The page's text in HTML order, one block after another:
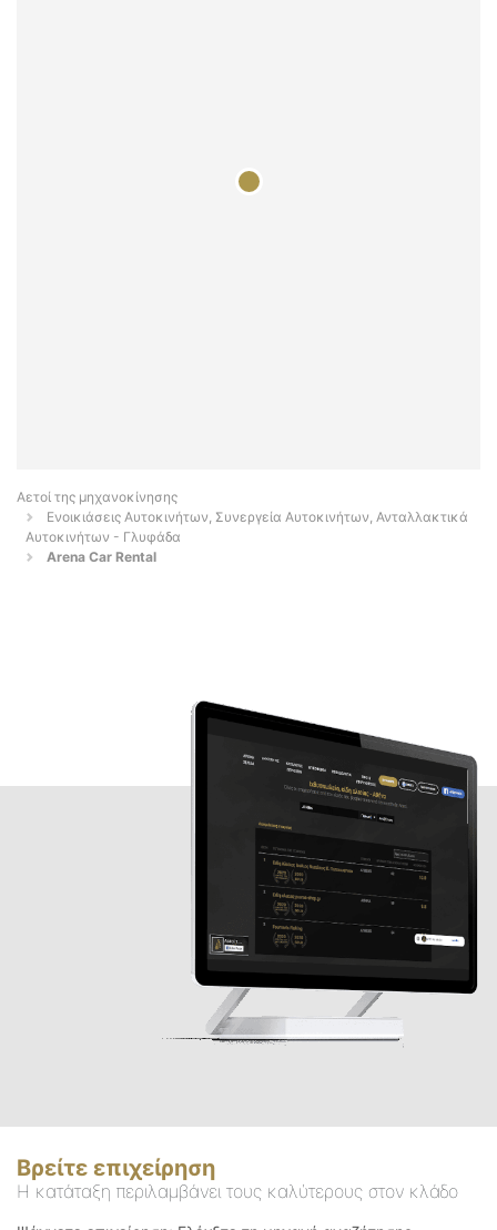
Αετοί της μηχανοκίνησης
Ενοικιάσεις Αυτοκινήτων, Συνεργεία Αυτοκινήτων, Ανταλλακτικά
Αυτοκινήτων - Γλυφάδα
Arena Car Rental
Βρείτε επιχείρηση
Η κατάταξη περιλαμβάνει τους καλύτερους στον κλάδο